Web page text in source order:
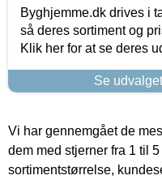
Byghjemme.dk drives i
så deres sortiment og
Klik her for at se deres
Se
Vi har gennemgået de
dem med stjerner fra 1 til
sortimentstørrelse,